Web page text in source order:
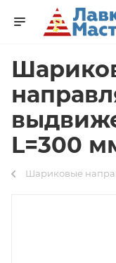
L=300
Шариковые